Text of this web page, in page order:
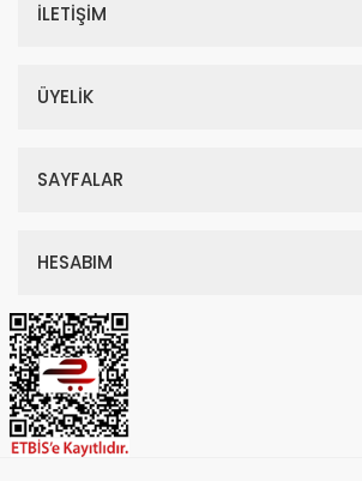
İLETİŞİM
ÜYELİK
SAYFALAR
HESABIM